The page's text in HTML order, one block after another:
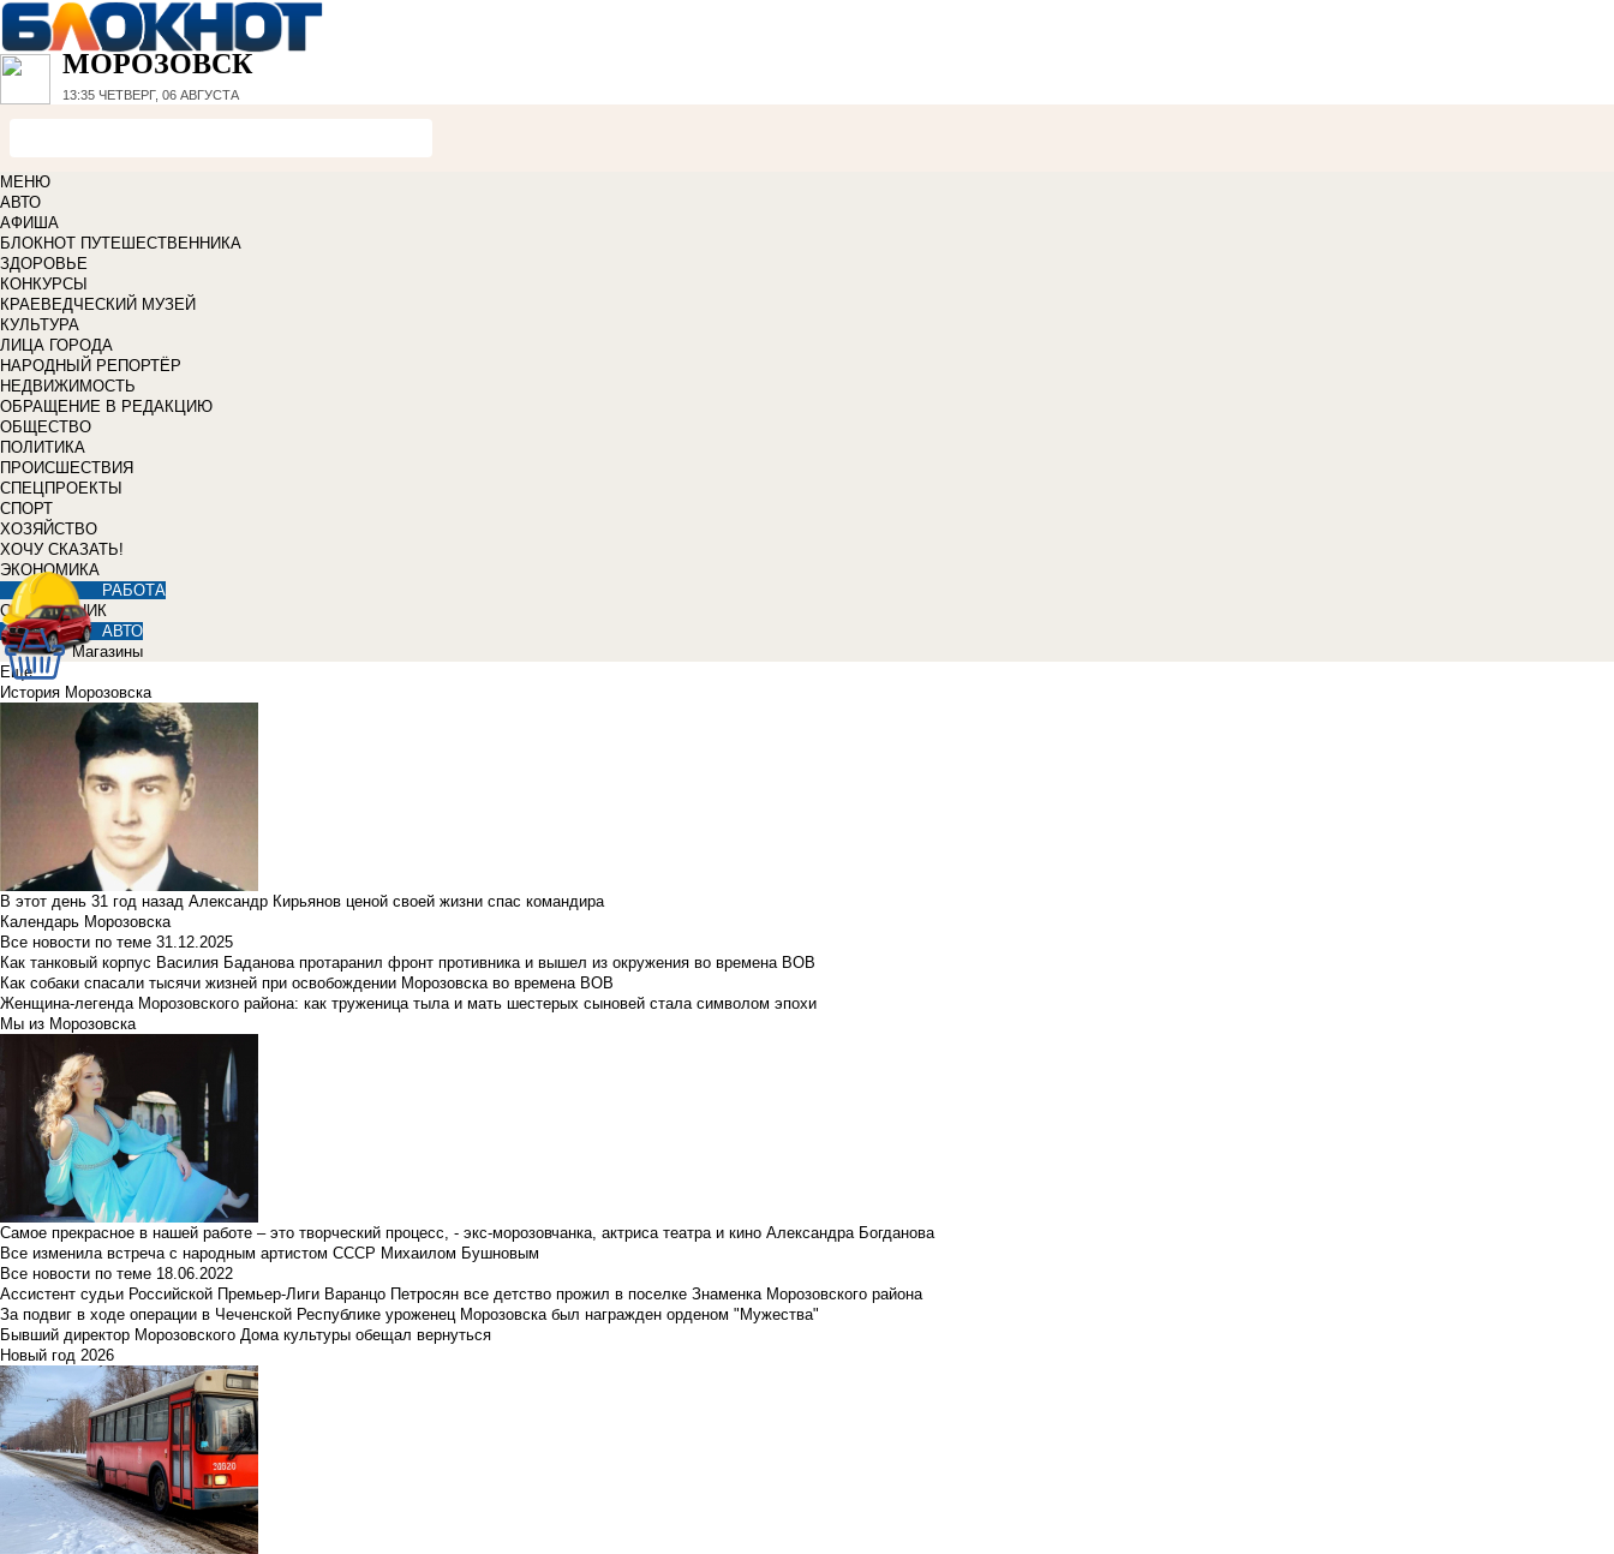
МОРОЗОВСК
13:35 ЧЕТВЕРГ, 06 АВГУСТА
МЕНЮ
АВТО
АФИША
БЛОКНОТ ПУТЕШЕСТВЕННИКА
ЗДОРОВЬЕ
КОНКУРСЫ
КРАЕВЕДЧЕСКИЙ МУЗЕЙ
КУЛЬТУРА
ЛИЦА ГОРОДА
НАРОДНЫЙ РЕПОРТЁР
НЕДВИЖИМОСТЬ
ОБРАЩЕНИЕ В РЕДАКЦИЮ
ОБЩЕСТВО
ПОЛИТИКА
ПРОИСШЕСТВИЯ
СПЕЦПРОЕКТЫ
СПОРТ
ХОЗЯЙСТВО
ХОЧУ СКАЗАТЬ!
ЭКОНОМИКА
РАБОТА
СПРАВОЧНИК
АВТО
Магазины
Еще
История Морозовска
В этот день 31 год назад Александр Кирьянов ценой своей жизни спас командира
Календарь Морозовска
Все новости по теме 31.12.2025
Как танковый корпус Василия Баданова протаранил фронт противника и вышел из окружения во времена ВОВ
Как собаки спасали тысячи жизней при освобождении Морозовска во времена ВОВ
Женщина-легенда Морозовского района: как труженица тыла и мать шестерых сыновей стала символом эпохи
Мы из Морозовска
Самое прекрасное в нашей работе – это творческий процесс, - экс-морозовчанка, актриса театра и кино Александра Богданова
Все изменила встреча с народным артистом СССР Михаилом Бушновым
Все новости по теме 18.06.2022
Ассистент судьи Российской Премьер-Лиги Варанцо Петросян все детство прожил в поселке Знаменка Морозовского района
За подвиг в ходе операции в Чеченской Республике уроженец Морозовска был награжден орденом "Мужества"
Бывший директор Морозовского Дома культуры обещал вернуться
Новый год 2026